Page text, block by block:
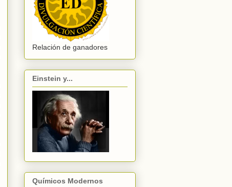
Relación de ganadores
Einstein y...
Químicos Modernos